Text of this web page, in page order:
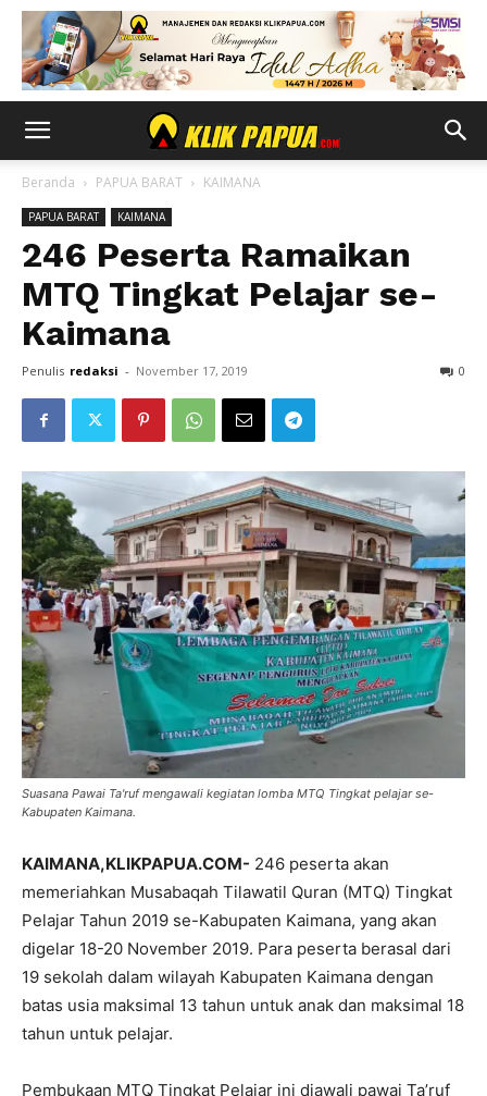
Beranda PAPUA BARAT KAIMANA
PAPUA BARAT KAIMANA
246 Peserta Ramaikan
MTQ Tingkat Pelajar se-
Kaimana
Penulis redaksi - November 17, 2019 0
Suasana Pawai Ta'ruf mengawali kegiatan lomba MTQ Tingkat pelajar se-
Kabupaten Kaimana.
KAIMANA,KLIKPAPUA.COM- 246 peserta akan
memeriahkan Musabaqah Tilawatil Quran (MTQ) Tingkat
Pelajar Tahun 2019 se-Kabupaten Kaimana, yang akan
digelar 18-20 November 2019. Para peserta berasal dari
19 sekolah dalam wilayah Kabupaten Kaimana dengan
batas usia maksimal 13 tahun untuk anak dan maksimal 18
tahun untuk pelajar.
Pembukaan MTQ Tingkat Pelajar ini diawali pawai Ta’ruf